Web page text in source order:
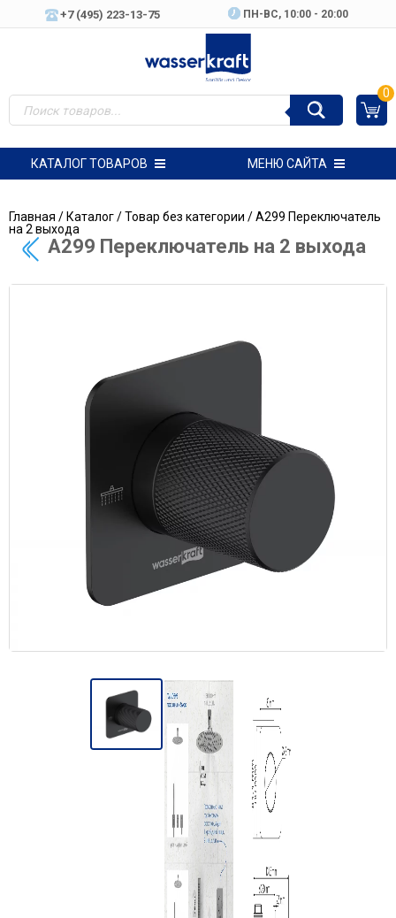
+7 (495) 223-13-75 ПН-ВC, 10:00 - 20:00
0
КАТАЛОГ ТОВАРОВ МЕНЮ САЙТА
Главная /Каталог/Товар без категории / A299 Переключатель
на 2 выхода
A299 Переключатель на 2 выхода